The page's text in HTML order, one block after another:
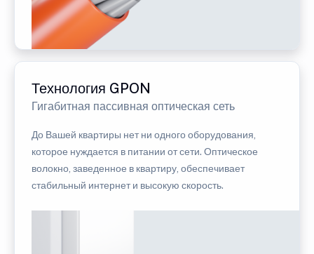
Технология GPON
Гигабитная пассивная оптическая сеть
До Вашей квартиры нет ни одного оборудования,
которое нуждается в питании от сети. Оптическое
волокно, заведенное в квартиру, обеспечивает
стабильный интернет и высокую скорость.